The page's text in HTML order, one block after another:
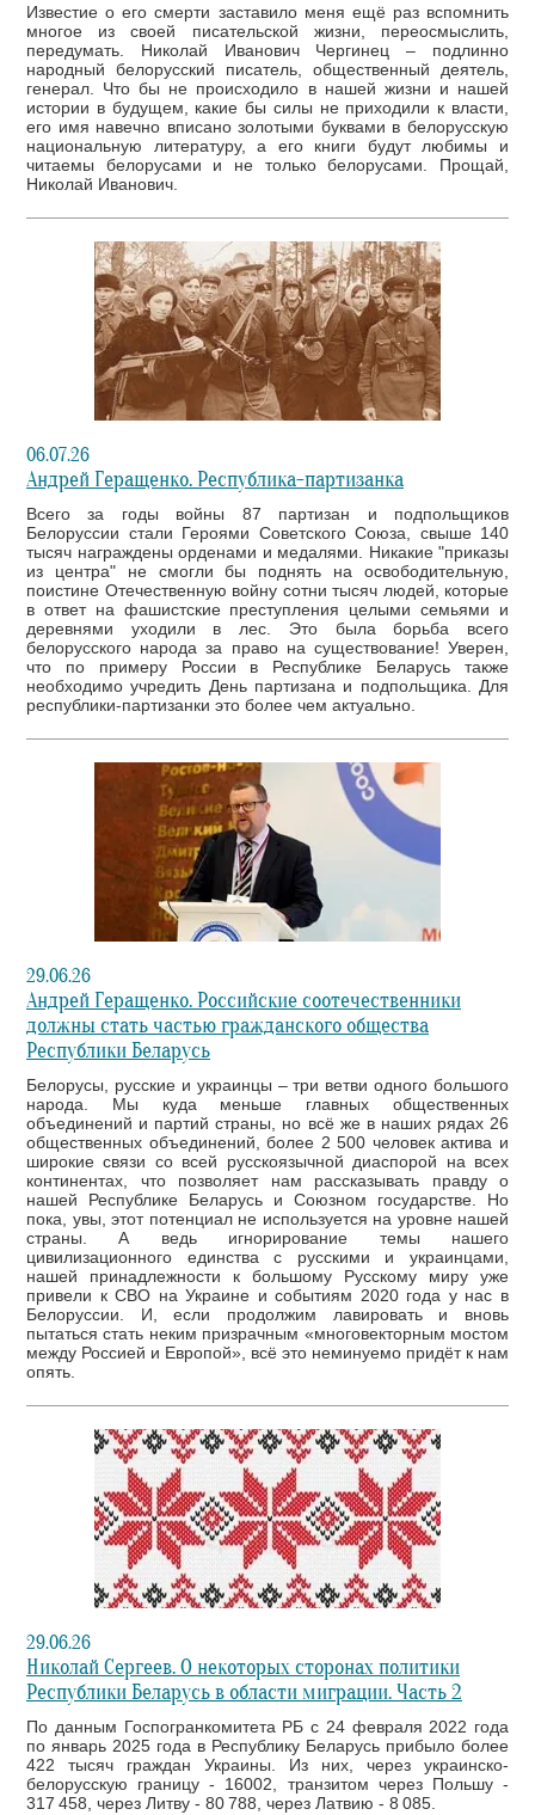
Известие о его смерти заставило меня ещё раз вспомнить
многое из своей писательской жизни, переосмыслить,
передумать. Николай Иванович Чергинец – подлинно
народный белорусский писатель, общественный деятель,
генерал. Что бы не происходило в нашей жизни и нашей
истории в будущем, какие бы силы не приходили к власти,
его имя навечно вписано золотыми буквами в белорусскую
национальную литературу, а его книги будут любимы и
читаемы белорусами и не только белорусами. Прощай,
Николай Иванович.
06.07.26
Андрей Геращенко. Республика-партизанка
Всего за годы войны 87 партизан и подпольщиков
Белоруссии стали Героями Советского Союза, свыше 140
тысяч награждены орденами и медалями. Никакие "приказы
из центра" не смогли бы поднять на освободительную,
поистине Отечественную войну сотни тысяч людей, которые
в ответ на фашистские преступления целыми семьями и
деревнями уходили в лес. Это была борьба всего
белорусского народа за право на существование! Уверен,
что по примеру России в Республике Беларусь также
необходимо учредить День партизана и подпольщика. Для
республики-партизанки это более чем актуально.
29.06.26
Андрей Геращенко. Российские соотечественники
должны стать частью гражданского общества
Республики Беларусь
Белорусы, русские и украинцы – три ветви одного большого
народа. Мы куда меньше главных общественных
объединений и партий страны, но всё же в наших рядах 26
общественных объединений, более 2 500 человек актива и
широкие связи со всей русскоязычной диаспорой на всех
континентах, что позволяет нам рассказывать правду о
нашей Республике Беларусь и Союзном государстве. Но
пока, увы, этот потенциал не используется на уровне нашей
страны. А ведь игнорирование темы нашего
цивилизационного единства с русскими и украинцами,
нашей принадлежности к большому Русскому миру уже
привели к СВО на Украине и событиям 2020 года у нас в
Белоруссии. И, если продолжим лавировать и вновь
пытаться стать неким призрачным «многовекторным мостом
между Россией и Европой», всё это неминуемо придёт к нам
опять.
29.06.26
Николай Сергеев. О некоторых сторонах политики
Республики Беларусь в области миграции. Часть 2
По данным Госпогранкомитета РБ с 24 февраля 2022 года
по январь 2025 года в Республику Беларусь прибыло более
422 тысяч граждан Украины. Из них, через украинско-
белорусскую границу - 16002, транзитом через Польшу -
317 458, через Литву - 80 788, через Латвию - 8 085.